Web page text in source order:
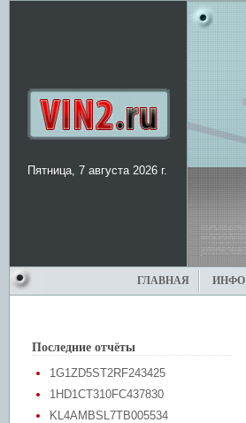
Пятница, 7 августа 2026 г.
ГЛАВНАЯ ИНФО
Последние отчёты
1G1ZD5ST2RF243425
1HD1CT310FC437830
KL4AMBSL7TB005534